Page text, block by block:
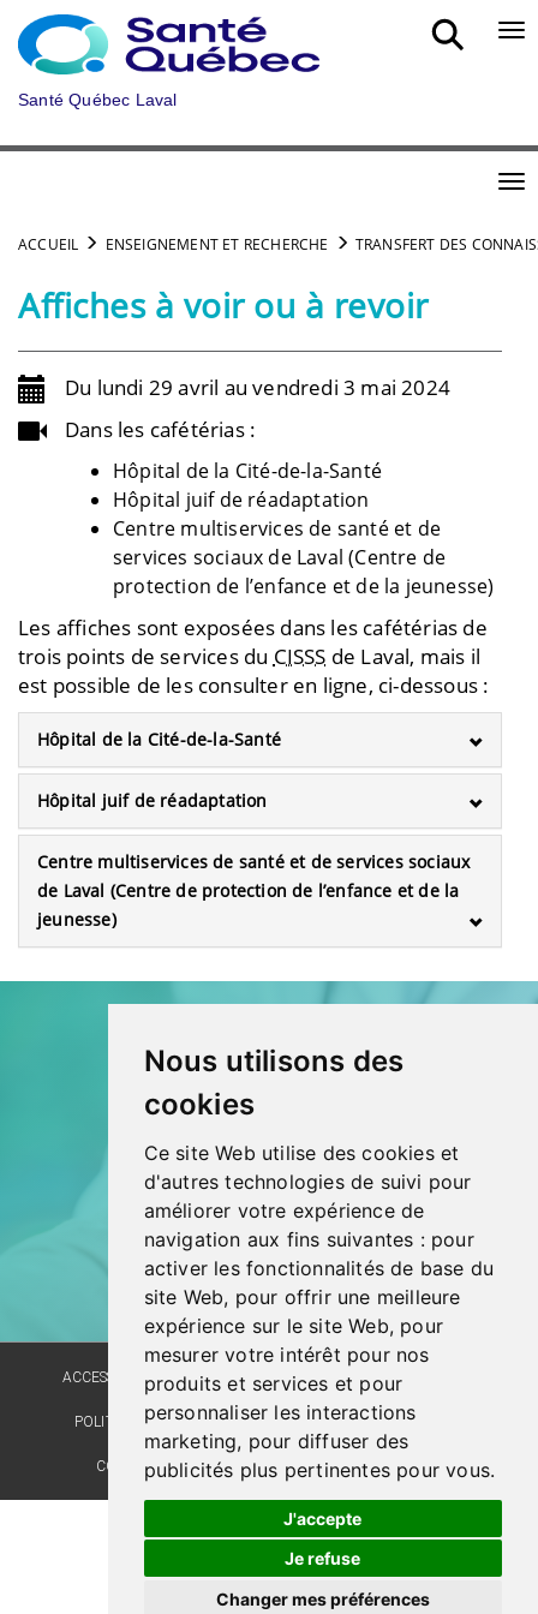
Nous utilisons des
cookies
Ce site Web utilise des cookies et
d'autres technologies de suivi pour
améliorer votre expérience de
navigation aux fins suivantes : pour
activer les fonctionnalités de base du
site Web, pour offrir une meilleure
expérience sur le site Web, pour
mesurer votre intérêt pour nos
produits et services et pour
personnaliser les interactions
marketing, pour diffuser des
publicités plus pertinentes pour vous.
J'accepte
Je refuse
Changer mes préférences
Aller au menu principal
Santé Québec Laval
ACCUEIL ENSEIGNEMENT ET RECHERCHE TRANSFERT DES
Affiches à voir ou à revoir
Du lundi 29 avril au vendredi 3 mai 2024
Dans les cafétérias :
Hôpital de la Cité-de-la-Santé
Hôpital juif de réadaptation
Centre multiservices de santé et de
services sociaux de Laval (Centre de
protection de l’enfance et de la jeunesse)
Les affiches sont exposées dans les cafétérias de
trois points de services du CISSS de Laval, mais il
est possible de les consulter en ligne, ci-dessous :
Hôpital de la Cité-de-la-Santé
Hôpital juif de réadaptation
Centre multiservices de santé et de services sociaux
de Laval (Centre de protection de l’enfance et de la
jeunesse)
ACCESSIBILITÉ PLAN DU SITE POLITIQUE LINGUISTIQUE
POLITIQUE DE CONFIDENTIALITÉ RÉALISATION DU SITE
COMMENTAIRES, SUGGESTIONS, REMERCIEMENTS
© Santé Québec Laval, 2026